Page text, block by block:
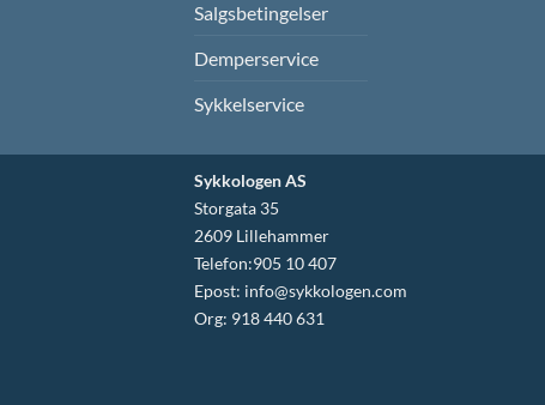
Salgsbetingelser
Demperservice
Sykkelservice
Sykkologen AS
Storgata 35
2609 Lillehammer
Telefon:905 10 407
Epost: info@sykkologen.com
Org: 918 440 631